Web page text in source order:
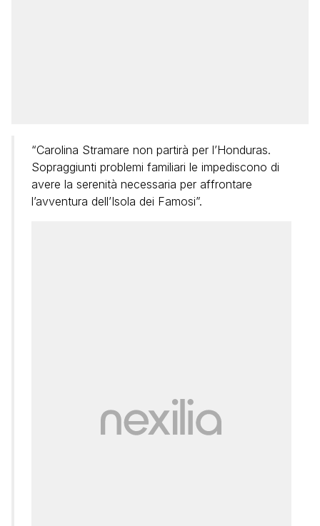
“Carolina Stramare non partirà per l’Honduras.
Sopraggiunti problemi familiari le impediscono di
avere la serenità necessaria per affrontare
l’avventura dell’Isola dei Famosi”.